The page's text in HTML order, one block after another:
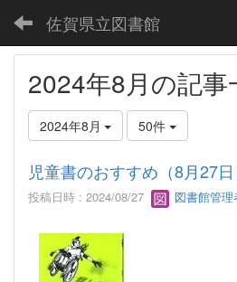
佐賀県立図書館
2024年8月の記事
2024年8月 50件
児童書のおすすめ（8月27日
投稿日時 : 2024/08/27 図書館管理